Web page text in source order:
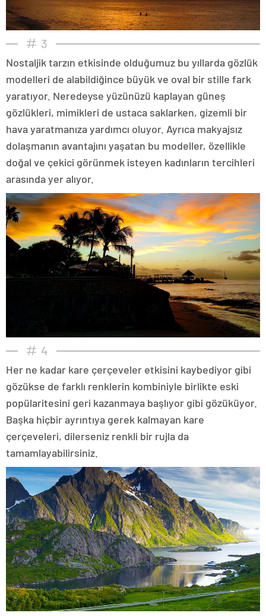
3
Nostaljik tarzın etkisinde olduğumuz bu yıllarda gözlük
modelleri de alabildiğince büyük ve oval bir stille fark
yaratıyor. Neredeyse yüzünüzü kaplayan güneş
gözlükleri, mimikleri de ustaca saklarken, gizemli bir
hava yaratmanıza yardımcı oluyor. Ayrıca makyajsız
dolaşmanın avantajını yaşatan bu modeller, özellikle
doğal ve çekici görünmek isteyen kadınların tercihleri
arasında yer alıyor.
4
Her ne kadar kare çerçeveler etkisini kaybediyor gibi
gözükse de farklı renklerin kombiniyle birlikte eski
popülaritesini geri kazanmaya başlıyor gibi gözüküyor.
Başka hiçbir ayrıntıya gerek kalmayan kare
çerçeveleri, dilerseniz renkli bir rujla da
tamamlayabilirsiniz.